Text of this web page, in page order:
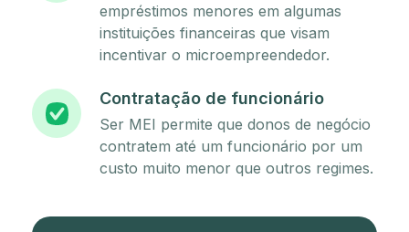
empréstimos menores em algumas
instituições financeiras que visam
incentivar o microempreendedor.
Contratação de funcionário
Ser MEI permite que donos de negócio
contratem até um funcionário por um
custo muito menor que outros regimes.